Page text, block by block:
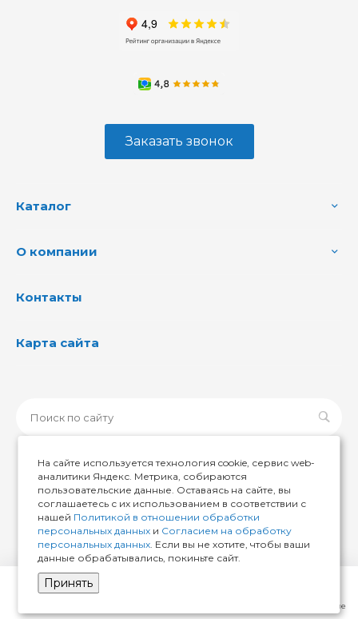
Сравнение
Заказать звонок
Каталог
О компании
Контакты
Карта сайта
© 2026 ИМИР174, Все права защищены
На сайте используется технология cookie, сервис web-
аналитики Яндекс. Метрика, собираются
пользовательские данные. Оставаясь на сайте, вы
соглашаетесь с их использованием в соответствии с
нашей Политикой в отношении обработки
персональных данных и Согласием на обработку
персональных данных. Если вы не хотите, чтобы ваши
данные обрабатывались, покиньте сайт.
Принять